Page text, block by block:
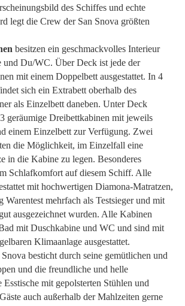
des Schiffes und echte
legt die Crew der San Snova größten
besitzen ein geschmackvolles Interieur
und Du/WC. Über Deck ist jede der
mit einem Doppelbett ausgestattet. In 4
sich ein Extrabett oberhalb des
als Einzelbett daneben. Unter Deck
geräumige Dreibettkabinen mit jeweils
einem Einzelbett zur Verfügung. Zwei
die Möglichkeit, im Einzelfall eine
in die Kabine zu legen. Besonderes
Schlafkomfort auf diesem Schiff. Alle
mit hochwertigen Diamona-Matratzen,
Warentest mehrfach als Testsieger und mit
ausgezeichnet wurden. Alle Kabinen
mit Duschkabine und WC und sind mit
Klimaanlage ausgestattet.
Snova besticht durch seine gemütlichen und
und die freundliche und helle
mit gepolsterten Stühlen und
auch außerhalb der Mahlzeiten gerne